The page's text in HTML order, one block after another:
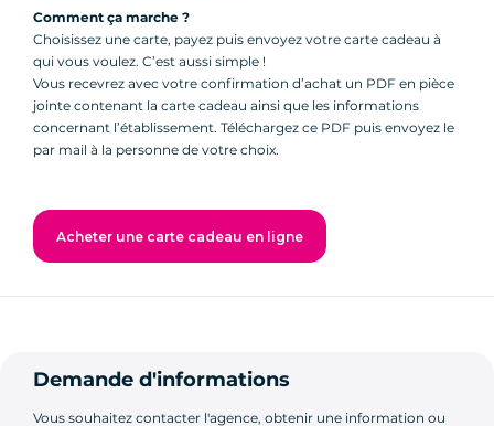
Comment ça marche ?
Choisissez une carte, payez puis envoyez votre carte cadeau à
qui vous voulez. C’est aussi simple !
Vous recevrez avec votre confirmation d’achat un PDF en pièce
jointe contenant la carte cadeau ainsi que les informations
concernant l’établissement. Téléchargez ce PDF puis envoyez le
par mail à la personne de votre choix.
Acheter une carte cadeau en ligne
Demande d'informations
Vous souhaitez contacter l'agence, obtenir une information ou